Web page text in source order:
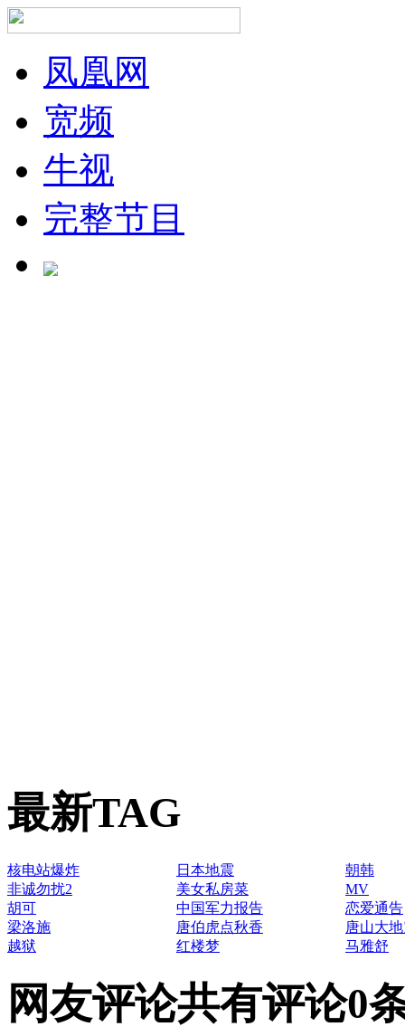
凤凰网
宽频
牛视
完整节目
最新TAG
核电站爆炸 日本地震
朝韩
非诚勿扰2
美女私房菜
MV
胡可
中国军力报告
恋爱通告
梁洛施
唐伯虎点秋香
唐山大
越狱
红楼梦 马雅舒
网友评论共有评论0